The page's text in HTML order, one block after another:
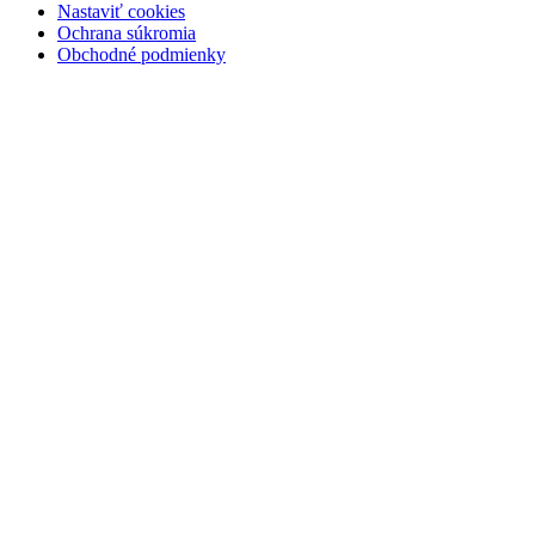
Nastaviť cookies
Ochrana súkromia
Obchodné podmienky